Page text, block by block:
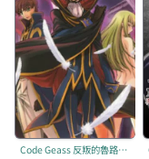
Code Geass 反叛的魯路修 R2 Illust Drama